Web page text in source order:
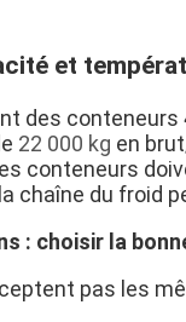
et
des conteneurs
22 000 kg en
conteneurs
chaîne du froid
: choisir la
pas les